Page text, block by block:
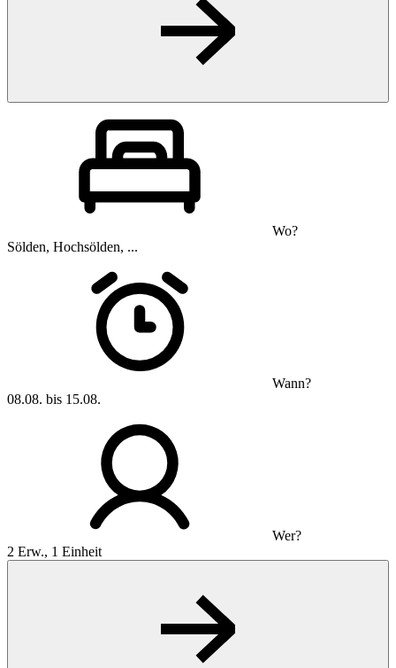
Wo?
Sölden, Hochsölden, ...
Wann?
08.08. bis 15.08.
Wer?
2 Erw., 1 Einheit